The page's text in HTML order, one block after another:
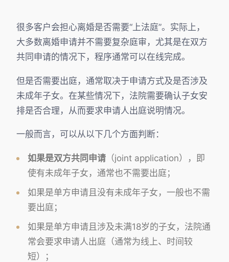
很多客户会担心离婚是否需要“上法庭”。实际上，
大多数离婚申请并不需要复杂庭审，尤其是在双方
共同申请的情况下，程序通常可以在线完成。
但是否需要出庭，通常取决于申请方式及是否涉及
未成年子女。在某些情况下，法院需要确认子女安
排是否合理，从而要求申请人出庭说明情况。
一般而言，可以从以下几个方面判断：
如果是双方共同申请 （joint application），即
使有未成年子女，通常也不需要出庭；
如果是单方申请且没有未成年子女，一般也不需
要出庭；
如果是单方申请且涉及未满18岁的子女，法院通
常会要求申请人出庭（通常为线上、时间较
短）；